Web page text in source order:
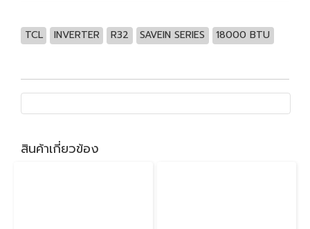
TCL INVERTER R32 SAVEIN SERIES 18000 BTU
สินค้าเกี่ยวข้อง